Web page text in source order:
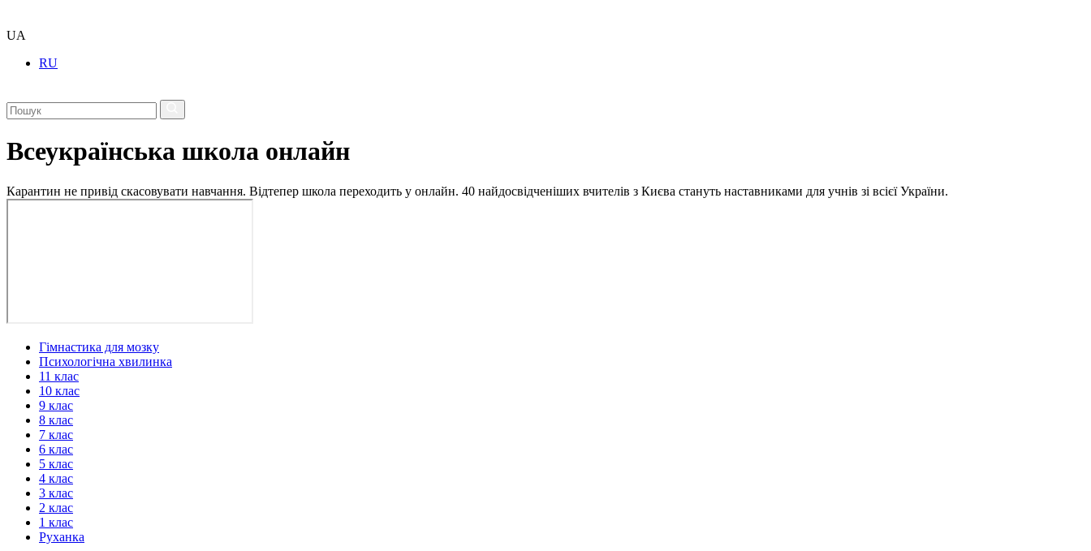
UA
RU
Всеукраїнська школа онлайн
Карантин не привід скасовувати навчання. Відтепер школа переходить у онлайн. 40 найдосвідченіших вчителів з Києва стануть наставниками для учнів зі всієї України.
Гімнастика для мозку
Психологічна хвилинка
11 клас
10 клас
9 клас
8 клас
7 клас
6 клас
5 клас
4 клас
3 клас
2 клас
1 клас
Руханка